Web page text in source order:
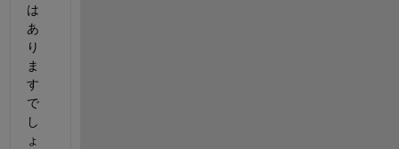
は
あ
り
ま
す
で
し
ょ